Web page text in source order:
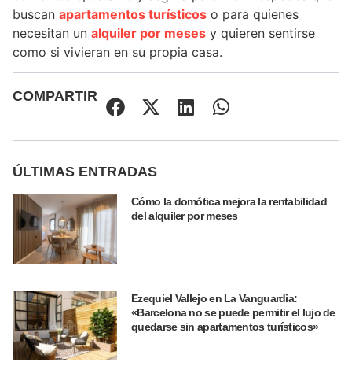
buscan apartamentos turísticos o para quienes
necesitan un alquiler por meses y quieren sentirse
como si vivieran en su propia casa.
COMPARTIR
ÚLTIMAS ENTRADAS
Cómo la domótica mejora la rentabilidad
del alquiler por meses
Ezequiel Vallejo en La Vanguardia:
«Barcelona no se puede permitir el lujo de
quedarse sin apartamentos turísticos»